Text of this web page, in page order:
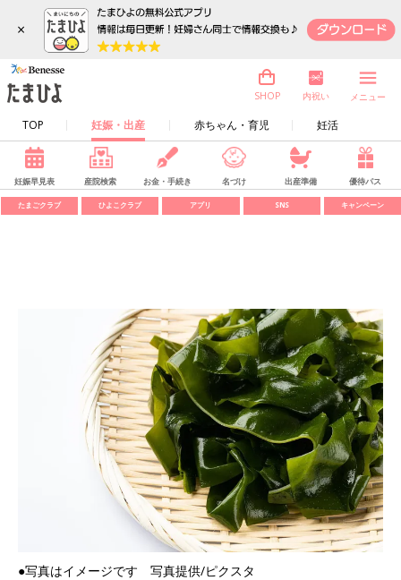
×
TOP 妊娠・出産 赤ちゃん・育児 妊活
SHOP 内祝い メニュー
妊娠早見表 産院検索 お金・手続き 名づけ 出産準備 優待パス
たまごクラブ ひよこクラブ アプリ SNS キャンペーン
●写真はイメージです 写真提供/ピクスタ